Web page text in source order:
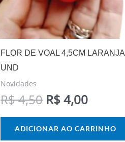
FLOR DE VOAL 4,5CM LARANJA
UND
Novidades
R$4,50 R$4,00
ADICIONAR AO CARRINHO